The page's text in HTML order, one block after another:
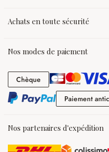
Achats en toute sécurité
Nos modes de paiement
Chèque Chèque
Paiement
Nos partenaires d'expédition